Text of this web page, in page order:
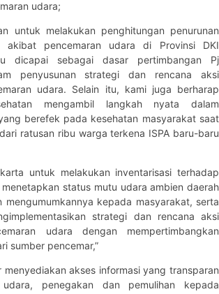
udara;
untuk melakukan penghitungan penurunan
akibat pencemaran udara di Provinsi DKI
dicapai sebagai dasar pertimbangan Pj
penyusunan strategi dan rencana aksi
udara. Selain itu, kami juga berharap
mengambil langkah nyata dalam
berefek pada kesehatan masyarakat saat
ratusan ribu warga terkena ISPA baru-baru
untuk melakukan inventarisasi terhadap
status mutu udara ambien daerah
mengumumkannya kepada masyarakat, serta
strategi dan rencana aksi
udara dengan mempertimbangkan
sumber pencemar,”
menyediakan akses informasi yang transparan
penegakan dan pemulihan kepada